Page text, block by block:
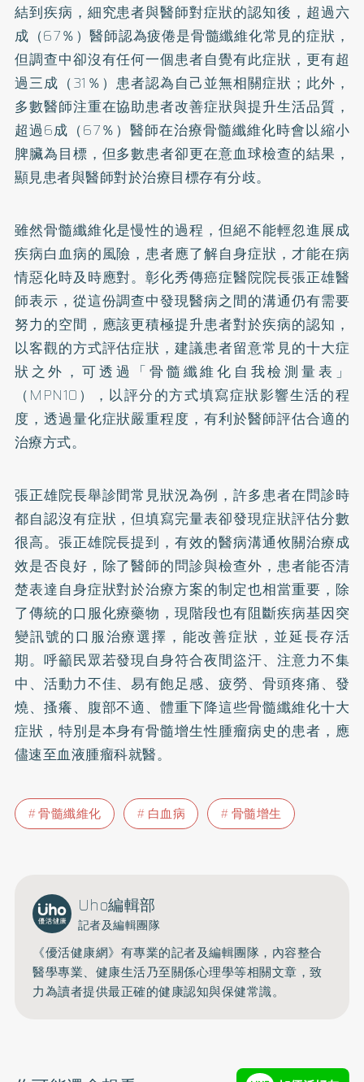
結到疾病，細究患者與醫師對症狀的認知後，超過六
成（67％）醫師認為疲倦是骨髓纖維化常見的症狀，
但調查中卻沒有任何一個患者自覺有此症狀，更有超
過三成（31％）患者認為自己並無相關症狀；此外，
多數醫師注重在協助患者改善症狀與提升生活品質，
超過6成（67％）醫師在治療骨髓纖維化時會以縮小
脾臟為目標，但多數患者卻更在意血球檢查的結果，
顯見患者與醫師對於治療目標存有分歧。
雖然骨髓纖維化是慢性的過程，但絕不能輕忽進展成
疾病白血病的風險，患者應了解自身症狀，才能在病
情惡化時及時應對。彰化秀傳癌症醫院院長張正雄醫
師表示，從這份調查中發現醫病之間的溝通仍有需要
努力的空間，應該更積極提升患者對於疾病的認知，
以客觀的方式評估症狀，建議患者留意常見的十大症
狀之外，可透過「骨髓纖維化自我檢測量表」
（MPN10），以評分的方式填寫症狀影響生活的程
度，透過量化症狀嚴重程度，有利於醫師評估合適的
治療方式。
張正雄院長舉診間常見狀況為例，許多患者在問診時
都自認沒有症狀，但填寫完量表卻發現症狀評估分數
很高。張正雄院長提到，有效的醫病溝通攸關治療成
效是否良好，除了醫師的問診與檢查外，患者能否清
楚表達自身症狀對於治療方案的制定也相當重要，除
了傳統的口服化療藥物，現階段也有阻斷疾病基因突
變訊號的口服治療選擇，能改善症狀，並延長存活
期。呼籲民眾若發現自身符合夜間盜汗、注意力不集
中、活動力不佳、易有飽足感、疲勞、骨頭疼痛、發
燒、搔癢、腹部不適、體重下降這些骨髓纖維化十大
症狀，特別是本身有骨髓增生性腫瘤病史的患者，應
儘速至血液腫瘤科就醫。
骨髓纖維化 白血病 骨髓增生
Uho編輯部
記者及編輯團隊
《優活健康網》有專業的記者及編輯團隊，內容整合
醫學專業、健康生活乃至關係心理學等相關文章，致
力為讀者提供最正確的健康認知與保健常識。